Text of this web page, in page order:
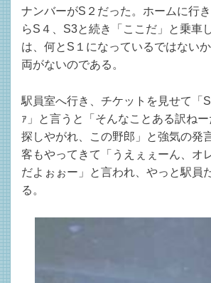
ナンバーがS２だった。ホームに行
らS４、S3と続き「ここだ」と乗車
は、何とS１になっているではない
両がないのである。
駅員室へ行き、チケットを見せて「
ｧ」と言うと「そんなことある訳ね
探しやがれ、この野郎」と強気の発
客もやってきて「うえぇぇーん、オ
だよぉぉー」と言われ、やっと駅員
る。